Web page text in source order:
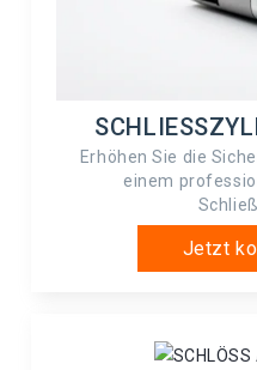
Erhöhen Sie die
einem
Jetzt